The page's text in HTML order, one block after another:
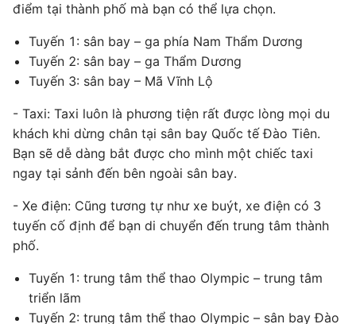
điểm tại thành phố mà bạn có thể lựa chọn.
Tuyến 1: sân bay – ga phía Nam Thẩm Dương
Tuyến 2: sân bay – ga Thẩm Dương
Tuyến 3: sân bay – Mã Vĩnh Lộ
- Taxi: Taxi luôn là phương tiện rất được lòng mọi du
khách khi dừng chân tại sân bay Quốc tế Đào Tiên.
Bạn sẽ dễ dàng bắt được cho mình một chiếc taxi
ngay tại sảnh đến bên ngoài sân bay.
- Xe điện: Cũng tương tự như xe buýt, xe điện có 3
tuyến cố định để bạn di chuyển đến trung tâm thành
phố.
Tuyến 1: trung tâm thể thao Olympic – trung tâm
triển lãm
Tuyến 2: trung tâm thể thao Olympic – sân bay Đào